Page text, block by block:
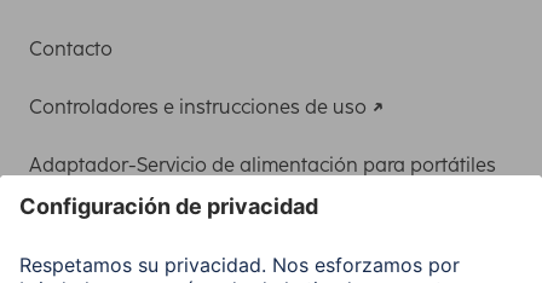
Contacto
Controladores e instrucciones de uso
Adaptador-Servicio de alimentación para portátiles